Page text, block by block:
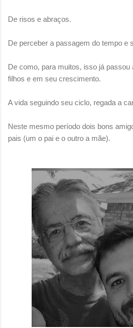
De risos e abraços.
De perceber a passagem do tempo e
De como, para muitos, isso já passou
filhos e em seu crescimento.
A vida seguindo seu ciclo, regada a
Neste mesmo período dois bons
pais (um o pai e o outro a mãe).